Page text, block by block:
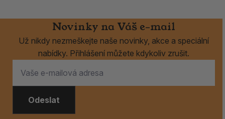
Novinky na Váš e-mail
Už nikdy nezmeškejte naše novinky, akce a speciální
nabídky. Přihlášení můžete kdykoliv zrušit.
Odeslat